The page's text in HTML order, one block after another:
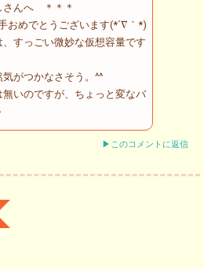
んへ ＊＊＊
おめでとうございます(*´∇｀*)
、すっごい微妙な仮想容量です
がつかなさそう。^^
無いのですが、ちょっと変なバ
▶このコメントに返信